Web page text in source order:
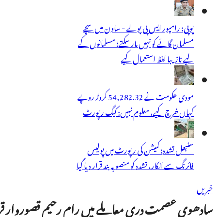
یوپی: رامپور ایس پی بولے - ساون میں سچے
مسلمان گائے کو نہیں مار سکتے؛ مسلمانوں کے
لیے نازیبا لفظ استعمال کیے
مودی حکومت نے 54,282.32 کروڑ روپے
کہاں خرچ کیے، معلوم نہیں: کیگ رپورٹ
سنبھل تشدد: کمیشن کی رپورٹ میں پولیس
فائرنگ سے انکار، تشدد کو منصوبہ بند قرار دیا گیا
خبریں
سادھوی عصمت دری معاملے میں رام رحیم قصوروار